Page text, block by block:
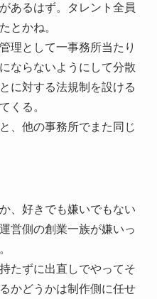
あるはず。タレント全員
とかね。
理として一事務所当たり
ならないようにして分散
に対する法規制を設ける
くる。
、他の事務所でまた同じ
、好きでも嫌いでもない
営側の創業一族が嫌いっ
たずに出直しでやってそ
かどうかは制作側に任せ